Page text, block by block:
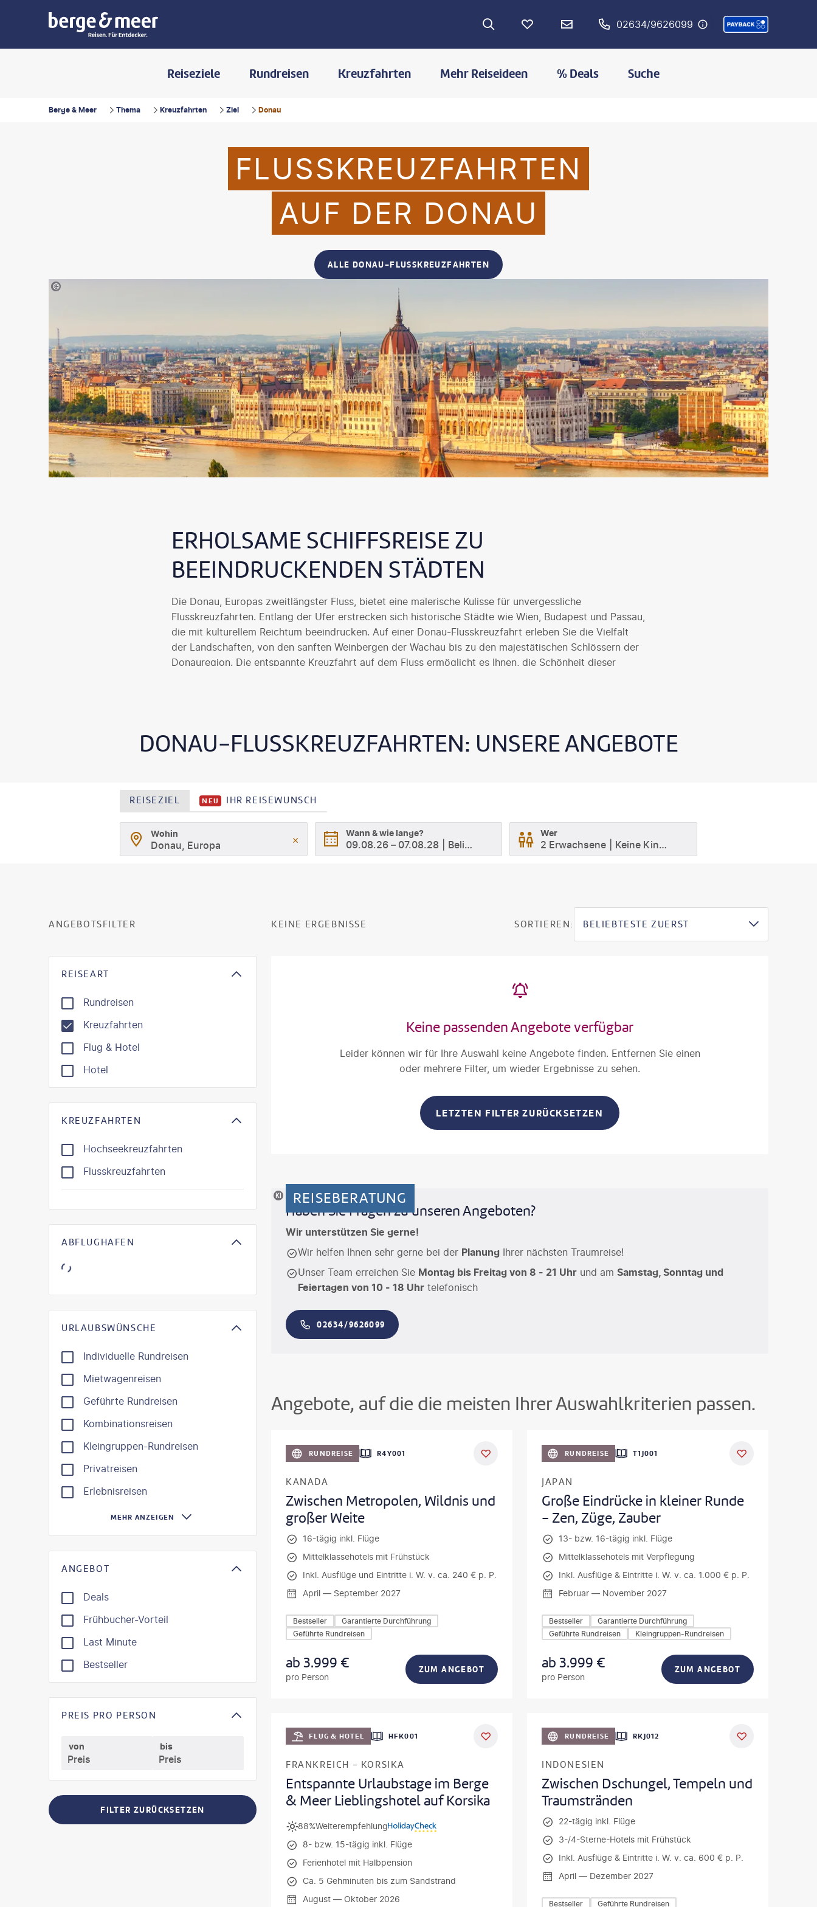
02634/9626099
Reiseziele Rundreisen Kreuzfahrten Mehr Reiseideen % Deals Suche
Berge & Meer Thema Kreuzfahrten Ziel Donau
FLUSSKREUZFAHRTEN
AUF DER DONAU
ALLE DONAU-FLUSSKREUZFAHRTEN
©Noppasinw-stock.adobe.com
ERHOLSAME SCHIFFSREISE ZU
BEEINDRUCKENDEN STÄDTEN
Die Donau, Europas zweitlängster Fluss, bietet eine malerische Kulisse für unvergessliche
Flusskreuzfahrten. Entlang der Ufer erstrecken sich historische Städte wie Wien, Budapest und Passau,
die mit kulturellem Reichtum beeindrucken. Auf einer Donau-Flusskreuzfahrt erleben Sie die Vielfalt
der Landschaften, von den sanften Weinbergen der Wachau bis zu den majestätischen Schlössern der
Donauregion. Die entspannte Kreuzfahrt auf dem Fluss ermöglicht es Ihnen, die Schönheit dieser
DONAU-FLUSSKREUZFAHRTEN: UNSERE ANGEBOTE
REISEZIEL NEU IHR REISEWUNSCH
Wohin
Donau, Europa
Wann & wie lange?
09.08.26– 07.08.28 Beliebig
Wer
2 Erwachsene Keine Kinder
ANGEBOTSFILTER
REISEART
Rundreisen
Kreuzfahrten
Flug & Hotel
Hotel
KREUZFAHRTEN
Hochseekreuzfahrten
Flusskreuzfahrten
ABFLUGHAFEN
URLAUBSWÜNSCHE
Individuelle Rundreisen
Mietwagenreisen
Geführte Rundreisen
Kombinationsreisen
Kleingruppen-Rundreisen
Privatreisen
Erlebnisreisen
MEHR ANZEIGEN
ANGEBOT
Deals
Frühbucher-Vorteil
Last Minute
Bestseller
PREIS PRO PERSON
von bis
FILTER ZURÜCKSETZEN
KEINE ERGEBNISSE SORTIEREN: BELIEBTESTE ZUERST
Keine passenden Angebote verfügbar
Leider können wir für Ihre Auswahl keine Angebote finden. Entfernen Sie einen
oder mehrere Filter, um wieder Ergebnisse zu sehen.
LETZTEN FILTER ZURÜCKSETZEN
KI-generiertes MotivREISEBERATUNG
Haben Sie Fragen zu unseren Angeboten?
Wir unterstützen Sie gerne!
Wir helfen Ihnen sehr gerne bei der Planung Ihrer nächsten Traumreise!
Unser Team erreichen Sie Montag bis Freitag von 8 - 21 Uhr und am Samstag, Sonntag und
Feiertagen von 10 - 18 Uhr telefonisch
02634/9626099
Angebote, auf die die meisten Ihrer Auswahlkriterien passen.
RUNDREISE R4Y001
KANADA
Zwischen Metropolen, Wildnis und
großer Weite
16-tägig inkl. Flüge
Mittelklassehotels mit Frühstück
Inkl. Ausflüge und Eintritte i. W. v. ca. 240 € p. P.
April — September 2027
Bestseller
Garantierte Durchführung
Geführte Rundreisen
ab3.999 €
pro Person
ZUM ANGEBOT
RUNDREISE T1J001
JAPAN
Große Eindrücke in kleiner Runde
- Zen, Züge, Zauber
13- bzw. 16-tägig inkl. Flüge
Mittelklassehotels mit Verpflegung
Inkl. Ausflüge & Eintritte i. W. v. ca. 1.000 € p. P.
Februar — November 2027
Bestseller
Garantierte Durchführung
Geführte Rundreisen
Kleingruppen-Rundreisen
ab3.999 €
pro Person
ZUM ANGEBOT
DEAL
FLUG & HOTEL HFK001
FRANKREICH - KORSIKA
Entspannte Urlaubstage im Berge
& Meer Lieblingshotel auf Korsika
Weiterempfehlung
88%
8- bzw. 15-tägig inkl. Flüge
Ferienhotel mit Halbpension
Ca. 5 Gehminuten bis zum Sandstrand
August — Oktober 2026
RUNDREISE RKJ012
INDONESIEN
Zwischen Dschungel, Tempeln und
Traumstränden
22-tägig inkl. Flüge
3-/4-Sterne-Hotels mit Frühstück
Inkl. Ausflüge & Eintritte i. W. v. ca. 600 € p. P.
April — Dezember 2027
Bestseller Geführte Rundreisen